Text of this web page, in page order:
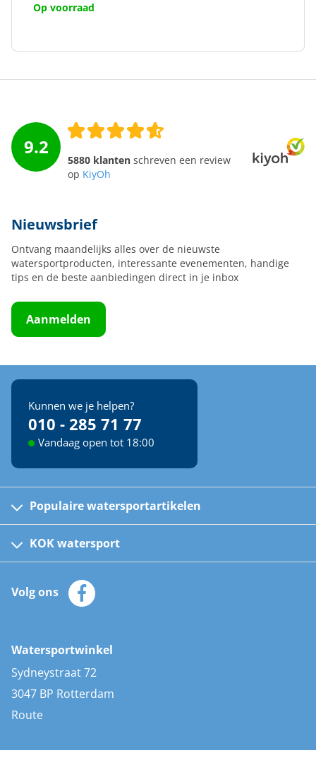
Op voorraad
9.2
5880 klanten schreven een review
op KiyOh
Nieuwsbrief
Ontvang maandelijks alles over de nieuwste
watersportproducten, interessante evenementen, handige
tips en de beste aanbiedingen direct in je inbox
Aanmelden
Kunnen we je helpen?
010 - 285 71 77
Vandaag open tot 18:00
Populaire watersportartikelen
Kinder reddingsvesten
Automatische reddingsvesten
Zeilkleding
Zonnepanelen
AIS transponders
Stootwillen en fenders
Bootkussens
Zwemtrappen
KOK watersport
Klantenservice
Merken
Volg ons
Watersportwinkel
Sydneystraat 72
3047 BP Rotterdam
Route